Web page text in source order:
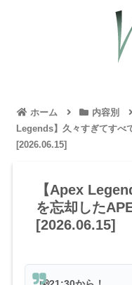
ホーム 内容別
Legends】久々すぎてすべ
[2026.06.15]
【Apex
を忘却した
[2026.06.15]